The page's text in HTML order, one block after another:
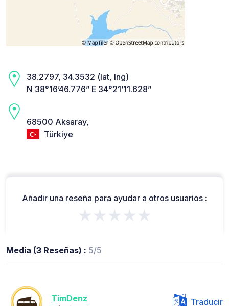
38.2797, 34.3532 (lat, lng)
N 38°16’46.776” E 34°21’11.628”
68500 Aksaray,
Türkiye
Añadir una reseña para ayudar a otros usuarios :
★★★★★
Media (3 Reseñas) : 5/5
TimDenz Traducir